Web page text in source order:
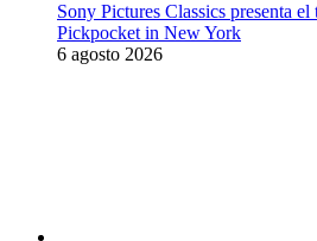
Sony Pictures Classics presenta
Pickpocket in New York
6 agosto 2026